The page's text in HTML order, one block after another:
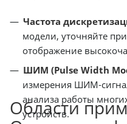
Частота
модели, уточняйте при
отображение
ШИМ (Pulse Width
измерения ШИМ-
анализа работы
устройств.
Области